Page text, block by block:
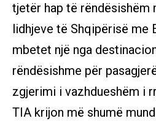
tjetër hap të rëndësishëm
lidhjeve të Shqipërisë me
mbetet një nga
rëndësishme për
zgjerimi i vazhdueshëm i
TIA krijon më shumë